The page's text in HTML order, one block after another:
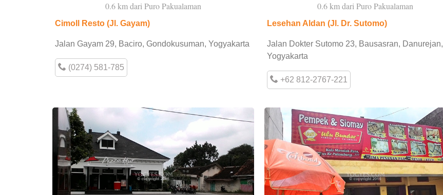
0.6 km dari Puro Pakualaman
Cimoll Resto (Jl. Gayam)
Jalan Gayam 29, Baciro, Gondokusuman, Yogyakarta
(0274) 581-785
0.6 km dari Puro Pakualaman
Lesehan Aldan (Jl. Dr. Sutomo)
Jalan Dokter Sutomo 23, Bausasran, Danurejan,
Yogyakarta
+62 812-2767-221